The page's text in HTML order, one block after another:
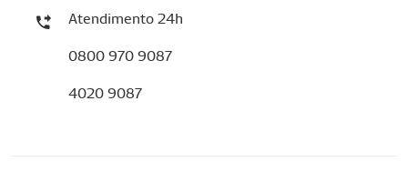
Atendimento 24h
0800 970 9087
4020 9087